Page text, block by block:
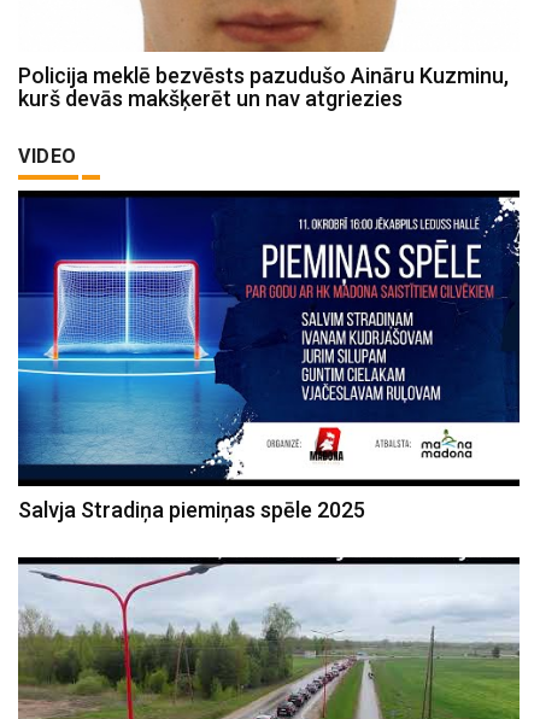
Policija meklē bezvēsts pazudušo Aināru Kuzminu,
kurš devās makšķerēt un nav atgriezies
VIDEO
Salvja Stradiņa piemiņas spēle 2025